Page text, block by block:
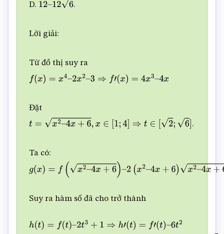
D. 12– 126 .
Lời giải:
Từ đồ thị suy ra
f( x)= x4 –2 –3⇒ ′( x)= 4x 3–4 x
Đặt
t =x – 4x 6,x∈ 1;4 ]⇒t ∈[2;6 .
Ta có:
g(x)=f( x2 – 4x + –2( 2 –4x 6 x2 x+ + 1
Suy ra hàm số đã cho trở thành